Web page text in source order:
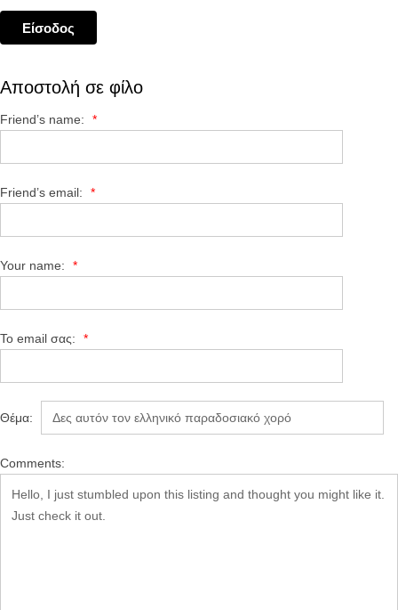
Αποστολή σε φίλο
Friend’s name: *
Friend’s email: *
Your name: *
Το email σας: *
Θέμα:
Comments: